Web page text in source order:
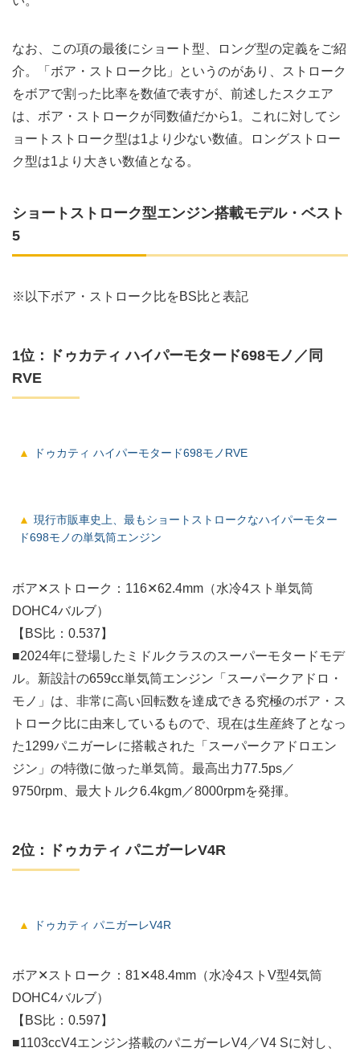
なお、この項の最後にショート型、ロング型の定義をご紹
介。「ボア・ストローク比」というのがあり、ストローク
をボアで割った比率を数値で表すが、前述したスクエア
は、ボア・ストロークが同数値だから1。これに対してシ
ョートストローク型は1より少ない数値。ロングストロー
ク型は1より大きい数値となる。
ショートストローク型エンジン搭載モデル・ベスト
5
※以下ボア・ストローク比をBS比と表記
1位：ドゥカティ ハイパーモタード698モノ／同
RVE
ドゥカティ ハイパーモタード698モノRVE
現行市販車史上、最もショートストロークなハイパーモター
ド698モノの単気筒エンジン
ボア✕ストローク：116✕62.4mm（水冷4スト単気筒
DOHC4バルブ）
【BS比：0.537】
■2024年に登場したミドルクラスのスーパーモタードモデ
ル。新設計の659cc単気筒エンジン「スーパークアドロ・
モノ」は、非常に高い回転数を達成できる究極のボア・ス
トローク比に由来しているもので、現在は生産終了となっ
た1299パニガーレに搭載された「スーパークアドロエン
ジン」の特徴に倣った単気筒。最高出力77.5ps／
9750rpm、最大トルク6.4kgm／8000rpmを発揮。
2位：ドゥカティ パニガーレV4R
ドゥカティ パニガーレV4R
ボア✕ストローク：81✕48.4mm（水冷4ストV型4気筒
DOHC4バルブ）
【BS比：0.597】
■1103ccV4エンジン搭載のパニガーレV4／V4 Sに対し、